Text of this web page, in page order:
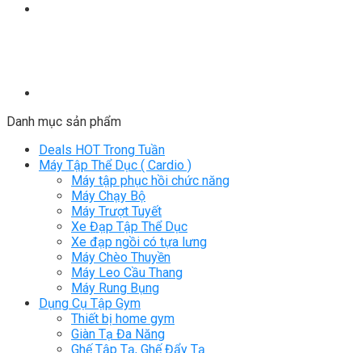
Danh mục sản phẩm
Deals HOT Trong Tuần
Máy Tập Thể Dục ( Cardio )
Máy tập phục hồi chức năng
Máy Chạy Bộ
Máy Trượt Tuyết
Xe Đạp Tập Thể Dục
Xe đạp ngồi có tựa lưng
Máy Chèo Thuyền
Máy Leo Cầu Thang
Máy Rung Bụng
Dụng Cụ Tập Gym
Thiết bị home gym
Giàn Tạ Đa Năng
Ghế Tập Tạ, Ghế Đẩy Tạ